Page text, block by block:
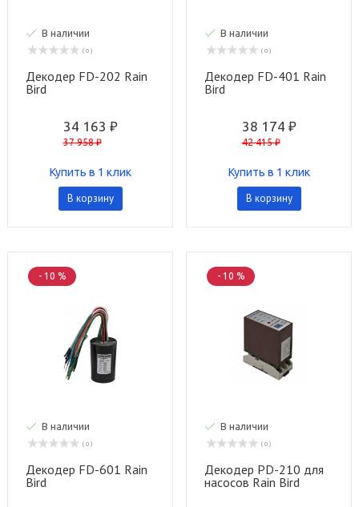
В наличии
( 0 )
Декодер FD-202 Rain
Bird
34 163 ₽
37 958 ₽
Купить в 1 клик
В корзину
В наличии
( 0 )
Декодер FD-401 Rain
Bird
38 174 ₽
42 415 ₽
Купить в 1 клик
В корзину
- 10 %
В наличии
( 0 )
Декодер FD-601 Rain
Bird
- 10 %
В наличии
( 0 )
Декодер PD-210 для
насосов Rain Bird